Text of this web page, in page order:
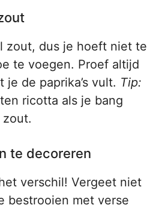
zout, dus je hoeft niet te
te voegen. Proef altijd
de paprika’s vult. Tip:
ricotta als je bang
te decoreren
verschil! Vergeet niet
bestrooien met verse